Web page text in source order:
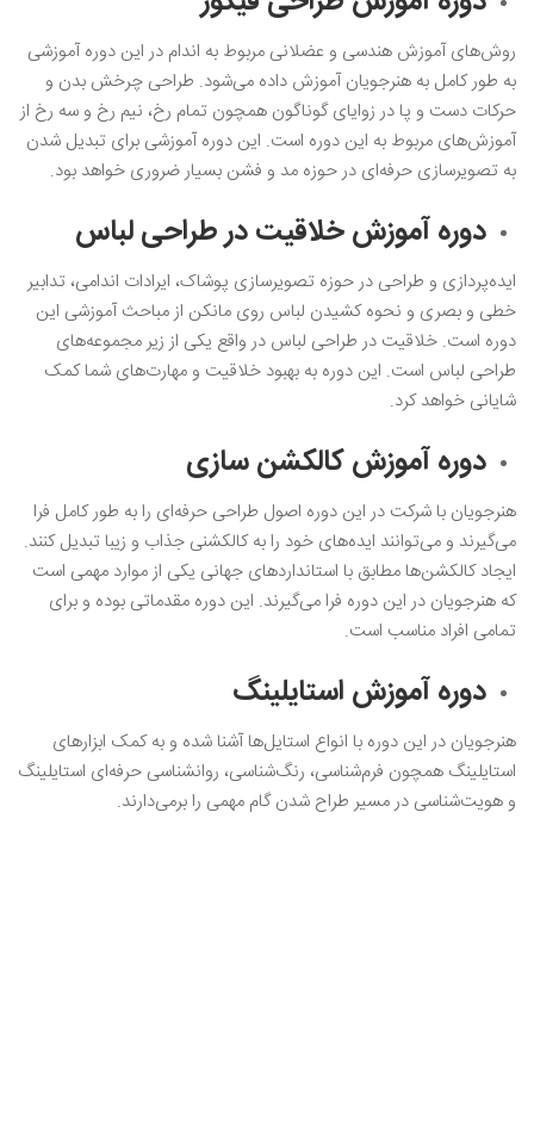
روش‌های آموزش هندسی و عضلانی مربوط به اندام در این دوره آموزشی
به طور کامل به هنرجویان آموزش داده می‌شود. طراحی چرخش بدن و
حرکات دست و پا در زوایای گوناگون همچون تمام رخ، نیم رخ و سه رخ از
آموزش‌های مربوط به این دوره است. این دوره آموزشی برای تبدیل شدن
به تصویرسازی حرفه‌ای در حوزه مد و فشن بسیار ضروری خواهد بود.
دوره آموزش خلاقیت در طراحی لباس
ایده‌پردازی و طراحی در حوزه تصویرسازی پوشاک، ایرادات اندامی، تدابیر
خطی و بصری و نحوه کشیدن لباس روی مانکن از مباحث آموزشی این
دوره است. خلاقیت در طراحی لباس در واقع یکی از زیر مجموعه‌های
طراحی لباس است. این دوره به بهبود خلاقیت و مهارت‌های شما کمک
شایانی خواهد کرد.
دوره آموزش کالکشن سازی
هنرجویان با شرکت در این دوره اصول طراحی حرفه‌ای را به طور کامل فرا
می‌گیرند و می‌توانند ایده‌های خود را به کالکشنی جذاب و زیبا تبدیل کنند.
ایجاد کالکشن‌ها مطابق با استانداردهای جهانی یکی از موارد مهمی است
که هنرجویان در این دوره فرا می‌گیرند. این دوره مقدماتی بوده و برای
تمامی افراد مناسب است.
دوره آموزش استایلینگ
هنرجویان در این دوره با انواع استایل‌ها آشنا شده و به کمک ابزارهای
استایلینگ همچون فرم‌شناسی، رنگ‌شناسی، روانشناسی حرفه‌ای استایلینگ
و هویت‌شناسی در مسیر طراح شدن گام مهمی را برمی‌دارند.